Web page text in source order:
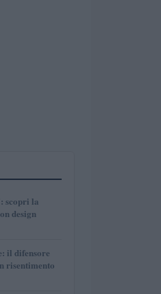
scopri la
design
il difensore
risentimento